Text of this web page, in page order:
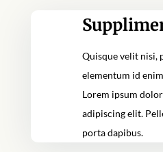
Quisque velit nisi,
elementum id
Lorem ipsum
adipiscing elit.
porta dapibus.